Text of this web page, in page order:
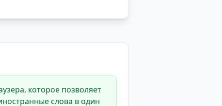
которое позволяет
слова в один